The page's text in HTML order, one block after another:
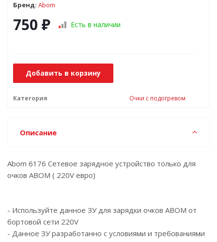
Бренд: Abom
750 ₽ Есть в наличии
Добавить в корзину
Категория Очки с подогревом
Описание
Abom 6176 Сетевое зарядное устройство только для
очков ABOM ( 220V евро)
- Используйте данное ЗУ для зарядки очков ABOM от
бортовой сети 220V
- Данное ЗУ разработанно с условиями и требованиями